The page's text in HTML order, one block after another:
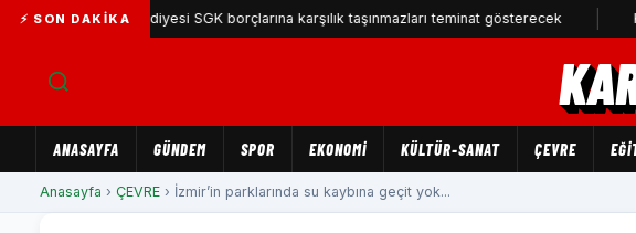
⚡ SON DAKIKA
Belediyesi SGK borçlarına karşılık taşınmazları teminat gösterecek Karşıyaka
ANASAYFA GÜNDEM SPOR EKONOMİ KÜLTÜR-SANAT ÇEVRE
Anasayfa › ÇEVRE › İzmir’in parklarında su kaybına geçit yok...